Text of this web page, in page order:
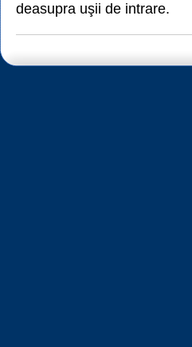
deasupra uşii de intrare.